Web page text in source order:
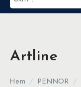
Artline
Hem PENNOR